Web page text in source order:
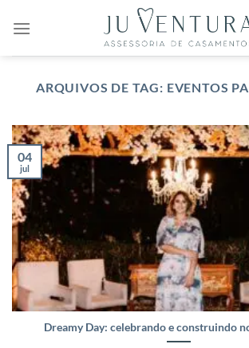
ARQUIVOS DE TAG: EVENTOS
Dreamy Day: celebrando e construindo
04
jul